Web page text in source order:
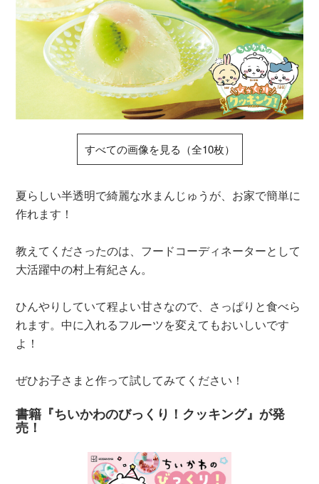
すべての画像を見る（全10枚）
夏らしい半透明で綺麗な水まんじゅうが、お家で簡単に
作れます！
教えてくださったのは、フードコーディネーターとして
大活躍中の村上有紀さん。
ひんやりしていて程よい甘さなので、さっぱりと食べら
れます。中に入れるフルーツを変えてもおいしいです
よ！
ぜひお子さまと作って試してみてください！
書籍『ちいかわのびっくり！クッキング』が発
売！